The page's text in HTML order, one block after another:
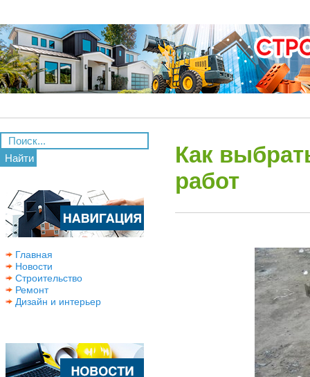
Найти
Главная
Новости
Строительство
Ремонт
Дизайн и интерьер
Как
работ